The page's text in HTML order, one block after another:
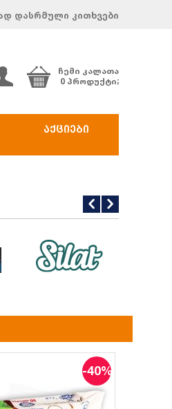
დასრმული კითხვები
ᲩᲔᲛᲘ ᲙᲐᲚᲐᲗᲐ
0 პროდუქტი;
ᲐᲥᲪᲘᲔᲑᲘ
-40%